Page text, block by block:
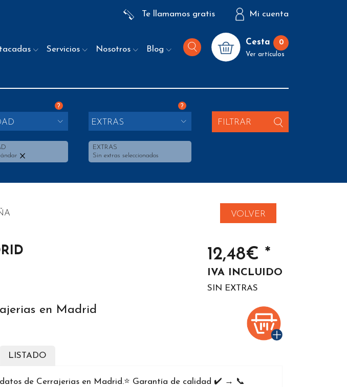
Te llamamos gratis Mi cuenta
Servicios Nosotros Blog
Cesta 0
Ver artículos
? ?
EXTRAS
EXTRAS
Sin extras seleccionados
FILTRAR
VOLVER
12,48€ *
IVA INCLUIDO
SIN EXTRAS
en Madrid
LISTADO
de Cerrajerias en Madrid.⭐️ Garantía de calidad ✔️ → 📞